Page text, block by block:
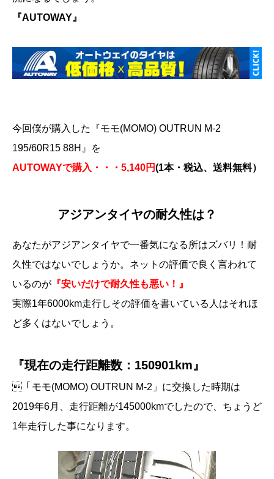
『AUTOWAY』
今回僕が購入した『モモ(MOMO) OUTRUN M-2
195/60R15 88H』を
AUTOWAYで購入・・・5,140円(1本・税込、送料無料）
アジアンタイヤの耐久性は？
あなたがアジアンタイヤで一番気になる所はズバリ！耐
久性ではないでしょうか。ネットの評価で良く言われて
いるのが 『安いだけで耐久性も悪い！』
実際1年6000km走行しその評価を書いている人はそれほ
ど多くはないでしょう。
『現在の走行距離数：150901km』
「モモ(MOMO) OUTRUN M-2」に交換した時期は
2019年6月、走行距離が145000kmでしたので、ちょうど
1年走行した事になります。